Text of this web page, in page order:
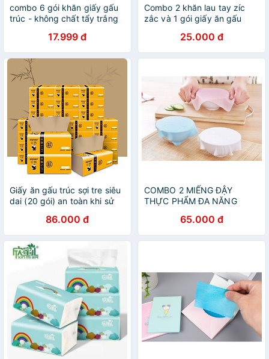
combo 6 gói khăn giấy gấu
trúc - không chất tẩy trắng
17.999 đ
Combo 2 khăn lau tay zíc
zắc và 1 gói giấy ăn gấu
25.000 đ
Giấy ăn gấu trúc sợi tre siêu
dai (20 gói) an toàn khi sử
chất tẩy trắng86.000 đ
COMBO 2 MIẾNG ĐẬY
THỰC PHẨM ĐA NĂNG
65.000 đ